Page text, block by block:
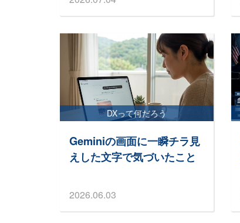
DXって何だろう
Geminiの画面に一瞬チラ見
えした文字で気づいたこと
2026.06.03